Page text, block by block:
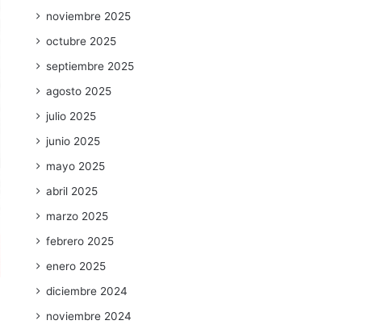
noviembre 2025
octubre 2025
septiembre 2025
agosto 2025
julio 2025
junio 2025
mayo 2025
abril 2025
marzo 2025
febrero 2025
enero 2025
diciembre 2024
noviembre 2024